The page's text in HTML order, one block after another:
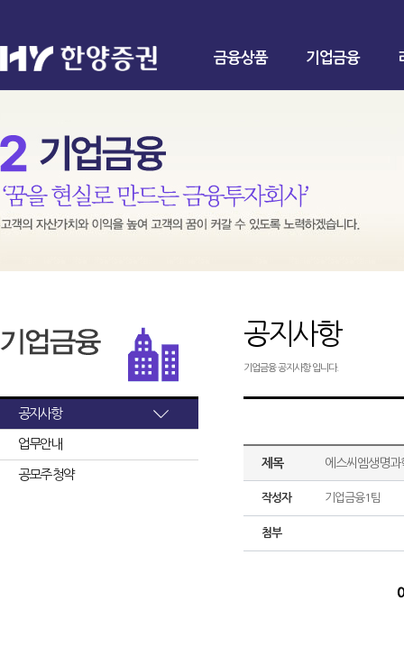
금융상품 기업금융
공지사항
업무안내
공모주 청약
공지사항
기업금융 공지사항 입니다.
제목 에스씨엠생명
작성자 기업금융1팀
첨부